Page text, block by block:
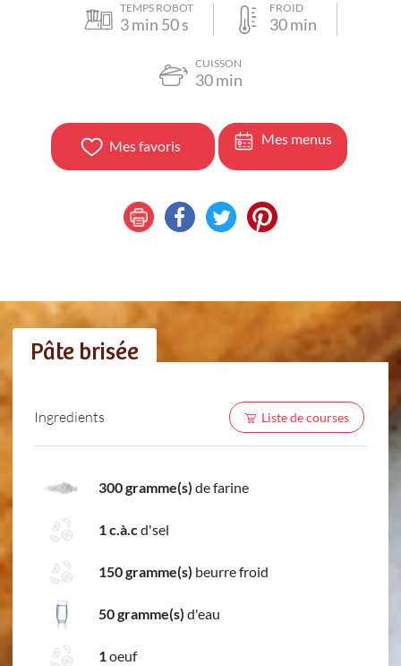
TEMPS ROBOT
3min 50s
FROID
30min
CUISSON
30min
Mes favoris Mes menus
Pâte brisée
Ingredients Liste de courses
300 gramme(s) de farine
1 c.à.cd'sel
150 gramme(s) beurre froid
50 gramme(s) d'eau
1oeuf